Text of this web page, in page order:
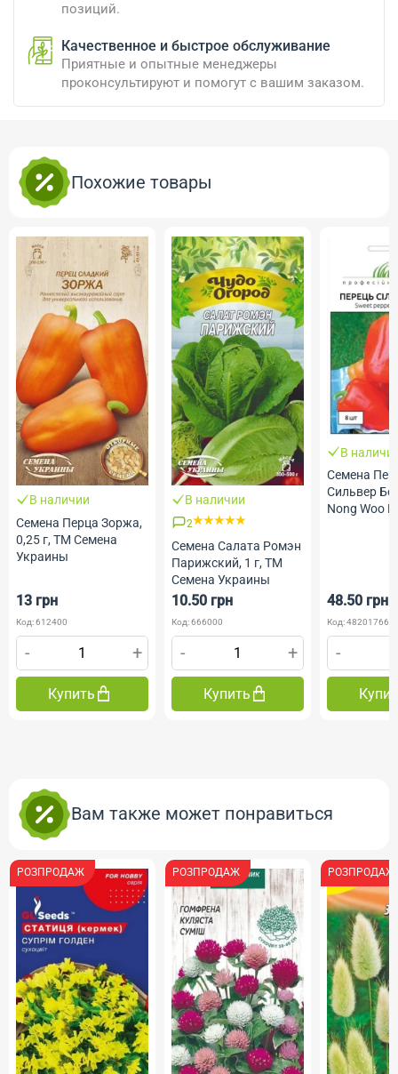
позиций.
Качественное и быстрое обслуживание
Приятные и опытные менеджеры
проконсультируют и помогут с вашим заказом.
Похожие товары
Перца Зоржа,
ТМ Семена
Купить
В наличии
Семена Салата Ромэн
Парижский, 1 г, ТМ
Семена Украины
10.50 грн
Код: 666000
-
Купить
В наличии
Семена Перца
Сильвер Бел F1,
Nong Woo Bio,
насіння
48.50 грн
Код: 4820176691026
-
Купить
Вам также может понравиться
РОЗПРОДАЖ РОЗПРОДАЖ РОЗПРОДАЖ